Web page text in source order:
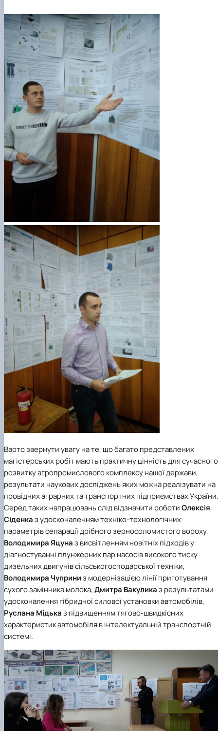
Варто звернути увагу на те, що багато представлених
магістерських робіт мають практичну цінність для сучасного
розвитку агропромислового комплексу нашої держави,
результати наукових досліджень яких можна реалізувати на
провідних аграрних та транспортних підприємствах України.
Серед таких напрацювань слід відзначити роботиОлексія
Сіденказ удосконаленням техніко-технологічних
параметрів сепарації дрібного зерносоломистого вороху,
Володимира Яцуназ висвітленням новітніх підходів у
діагностуванні плунжерних пар насосів високого тиску
дизельних двигунів сільськогосподарської техніки,
Володимира Чуприниз модернізацією лінії приготування
сухого замінника молока,Дмитра Вакуликаз результатами
удосконалення гібридної силової установки автомобілів,
Руслана Мідьказ підвищенням тягово-швидкісних
характеристик автомобіля в інтелектуальній транспортній
системі.